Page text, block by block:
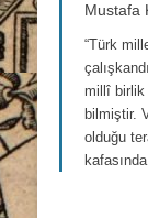
Mustafa
“Türk
millî birlik
bilmiştir.
olduğu